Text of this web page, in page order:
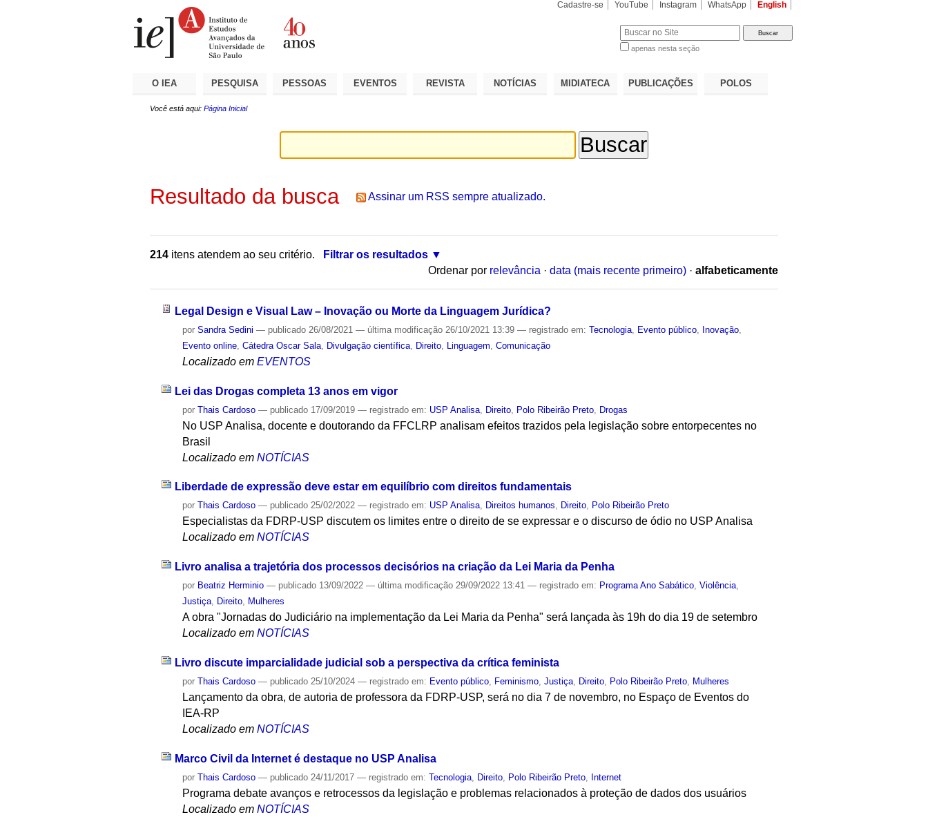
Cadastre-se YouTube Instagram WhatsApp English
apenas nesta seção
O IEA PESQUISA PESSOAS EVENTOS REVISTA NOTÍCIAS MIDIATECA PUBLICAÇÕES POLOS
Você está aqui: Página Inicial
Resultado da busca Assinar um RSS sempre atualizado.
214 itens atendem ao seu critério.
Filtrar os resultados
Ordenar por relevância · data (mais recente primeiro) · alfabeticamente
Legal Design e Visual Law – Inovação ou Morte da Linguagem Jurídica?
porSandra Sedini — publicado 26/08/2021— última modificação 26/10/2021 13:39— registrado em:Tecnologia Evento público Inovação
Evento online ,Cátedra Oscar Sala Divulgação científica Direito Linguagem ,Comunicação
Localizado em EVENTOS
Lei das Drogas completa 13 anos em vigor
porThais Cardoso — publicado 17/09/2019— registrado em: USP Analisa Direito Polo Ribeirão Preto Drogas
No USP Analisa, docente e doutorando da FFCLRP analisam efeitos trazidos pela legislação sobre entorpecentes no
Brasil
Localizado em NOTÍCIAS
Liberdade de expressão deve estar em equilíbrio com direitos fundamentais
porThais Cardoso — publicado 25/02/2022— registrado em: USP Analisa, Direitos humanos, Direito, Polo Ribeirão Preto
Especialistas da FDRP-USP discutem os limites entre o direito de se expressar e o discurso de ódio no USP Analisa
Localizado em NOTÍCIAS
Livro analisa a trajetória dos processos decisórios na criação da Lei Maria da Penha
por Beatriz Herminio — publicado 13/09/2022— última modificação 29/09/2022 13:41— registrado em: Programa Ano Sabático,Violência,
Justiça, Direito, Mulheres
A obra "Jornadas do Judiciário na implementação da Lei Maria da Penha" será lançada às 19h do dia 19 de setembro
Localizado em NOTÍCIAS
Livro discute imparcialidade judicial sob a perspectiva da crítica feminista
porThais Cardoso — publicado 25/10/2024— registrado em: Evento público Feminismo ,Justiça Direito Polo Ribeirão Preto Mulheres
Lançamento da obra, de autoria de professora da FDRP-USP, será no dia 7 de novembro, no Espaço de Eventos do
IEA-RP
Localizado em NOTÍCIAS
Marco Civil da Internet é destaque no USP Analisa
porThais Cardoso — publicado 24/11/2017— registrado em:Tecnologia Direito Polo Ribeirão Preto Internet
Programa debate avanços e retrocessos da legislação e problemas relacionados à proteção de dados dos usuários
Localizado em NOTÍCIAS